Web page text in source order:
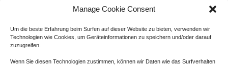
Manage Cookie Consent
Um die beste Erfahrung beim Surfen auf dieser Website zu bieten, verwenden wir
Technologien wie Cookies, um Geräteinformationen zu speichern und/oder darauf
zuzugreifen.
Wenn Sie diesen Technologien zustimmen, können wir Daten wie das Surfverhalten
können tatsächlich helfen,
Blutes zu senken.Erste Veränderungen machen sich
bereits nach wenigen Wochen der Einnahme von